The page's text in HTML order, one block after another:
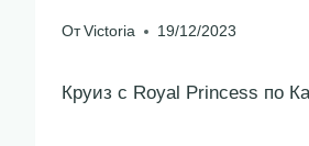
От Victoria 19/12/2023
Круиз с Royal Princess по